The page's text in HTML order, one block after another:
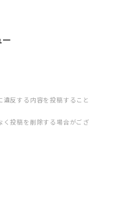
反する内容を投稿すること
く投稿を削除する場合がござ